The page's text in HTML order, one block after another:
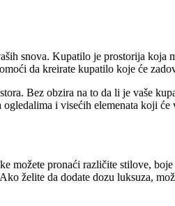
snova. Kupatilo je prostorija
da kreirate kupatilo koje će
Bez obzira na to da li je vaše
i visećih elemenata koji
možete pronaći različite stilove,
želite da dodate dozu luksuza,